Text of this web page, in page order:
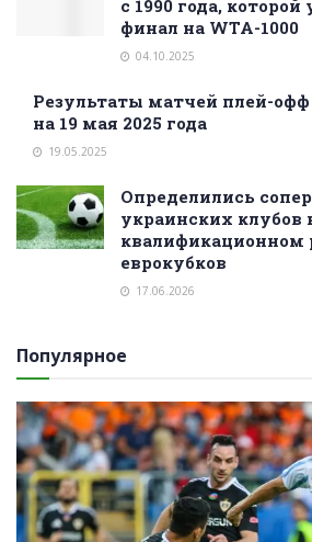
с 1990 года,
финал на WTA-1000
04.10.2025
Результаты матчей плей-
на 19 мая 2025 года
19.05.2025
Определились
украинских клубов
квалификационном
еврокубков
17.06.2026
Популярное